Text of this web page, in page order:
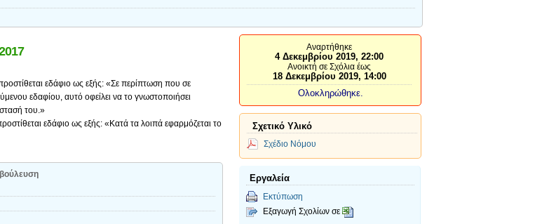
εδάφιο ως εξής: «Σε περίπτωση που σε
εδαφίου, αυτό οφείλει να το γνωστοποιήσει
του.»
εδάφιο ως εξής: «Κατά τα λοιπά εφαρμόζεται το
Αναρτήθηκε
4 Δεκεμβρίου 2019, 22:00
Ανοικτή σε Σχόλια έως
18 Δεκεμβρίου 2019, 14:00
Ολοκληρώθηκε.
Σχετικό Υλικό
Σχέδιο Νόμου
Εργαλεία
Εκτύπωση
Εξαγωγή Σχολίων σε